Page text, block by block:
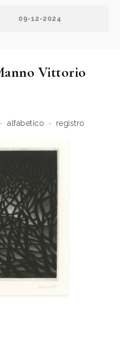
09-12-2024
Vittorio
- alfabetico - registro